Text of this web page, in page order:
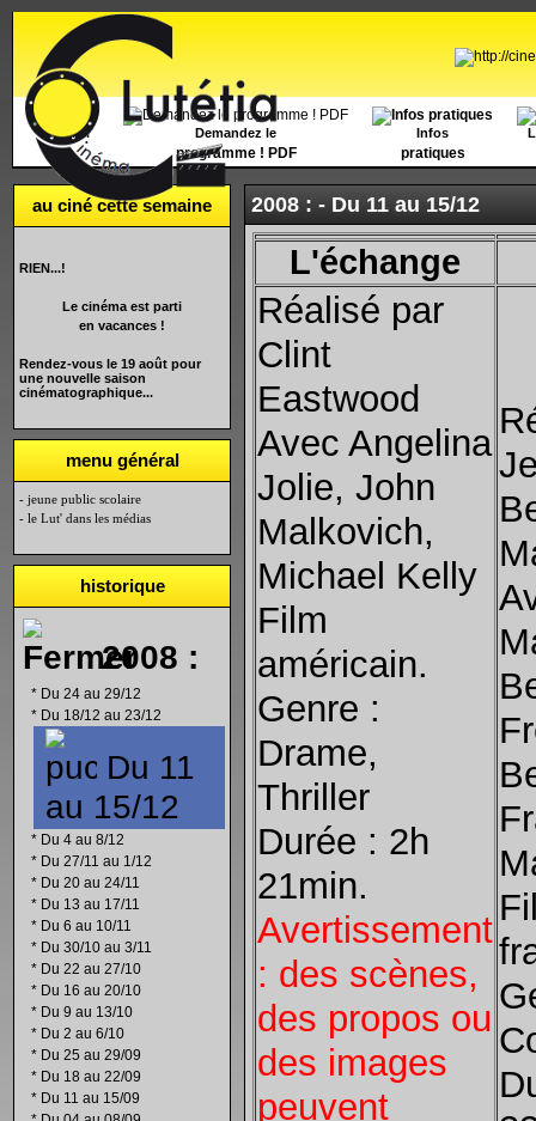
Accueil Demandez le
programme ! PDF
Infos
pratiques
au ciné cette semaine
RIEN...!
Le cinéma est parti
en vacances !
Rendez-vous le 19 août pour
une nouvelle saison
cinématographique...
menu général
- jeune public scolaire
- le Lut' dans les médias
historique
2008 :
* Du 24 au 29/12
* Du 18/12 au 23/12
Du 11
au 15/12
* Du 4 au 8/12
* Du 27/11 au 1/12
* Du 20 au 24/11
* Du 13 au 17/11
* Du 6 au 10/11
* Du 30/10 au 3/11
* Du 22 au 27/10
* Du 16 au 20/10
* Du 9 au 13/10
* Du 2 au 6/10
* Du 25 au 29/09
* Du 18 au 22/09
* Du 11 au 15/09
2008 : - Du 11 au 15/12
L'échange
Réalisé par
Clint
Eastwood
Avec Angelina
Jolie, John
Malkovich,
Michael Kelly
Film
américain.
Genre :
Drame,
Thriller
Durée : 2h
21min.
Avertissement
: des scènes,
des propos ou
des images
peuvent